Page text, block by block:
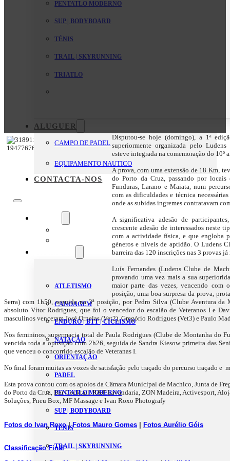
PENTATLO MODERNO
SUP | BODYBOARD
TÉNIS
TRAIL | SKYRUNNING
TRIATLO
ALUGUER
CAMPO DE PADEL
EQUIPAMENTO NAUTICO
CONTACTA-NOS
Mensagem da Direção
ATLETISMO
CANOAGEM
ENDURO | BTT | CICLISMO
NATAÇÃO
ORIENTAÇÃO
PADEL
PENTATLO MODERNO
SUP | BODYBOARD
TÉNIS
TRAIL | SKYRUNNING
Disputou-se hoje (domingo), a 1ª
superiormente organizada pelo
esteve integrada na comemoração do 10º
A prova, com uma extensão de 18 Km,
do Porto da Cruz, passando por
Funduras, Larano e Maiata, num
com as dificuldades e técnica
onde as subidas ingremes contratavam
A significativa adesão de
crescente adesão de interessados neste
com a actividade física, e que engloba
géneros e níveis de aptidão. O Ludens
barreira das 120 inscrições nas 3 provas já
Luís Fernandes (Ludens Clube de
provando uma vez mais a sua
maior parte das vezes, vencendo com
posição, uma boa surpresa da prova,
Serra) com 1h50, seguido na 3ª posição, por Pedro Silva (Clube Aventura da
absoluto Vítor Rodrigues, que foi o vencedor do escalão de Veteranos I e
masculinos venceram José Ornelas (Vet2), Gregório Rodrigues (Vet3) e Paulo
Nos femininos, supermacia total de Paula Rodrigues (Clube de Montanha do
vencida toda a oposição com 2h26, seguida de Sandra Kiesow primeira das
que venceu o concorrido escalão de Veteranas I.
No final foram muitas as vozes de satisfação pelo traçado do percurso traçado e
Esta prova contou com os apoios da Câmara Municipal de Machico, Junta de
do Porto da Cruz, Bar Cocktail, R&F Lavandaria, ZON Madeira, Activesport,
Soluções, Pneu Box, MF Massage e Ivan Roxo Photografy
Fotos do Ivan Roxo|Fotos Mauro Gomes Fotos Aurélio Góis
Classificação Final